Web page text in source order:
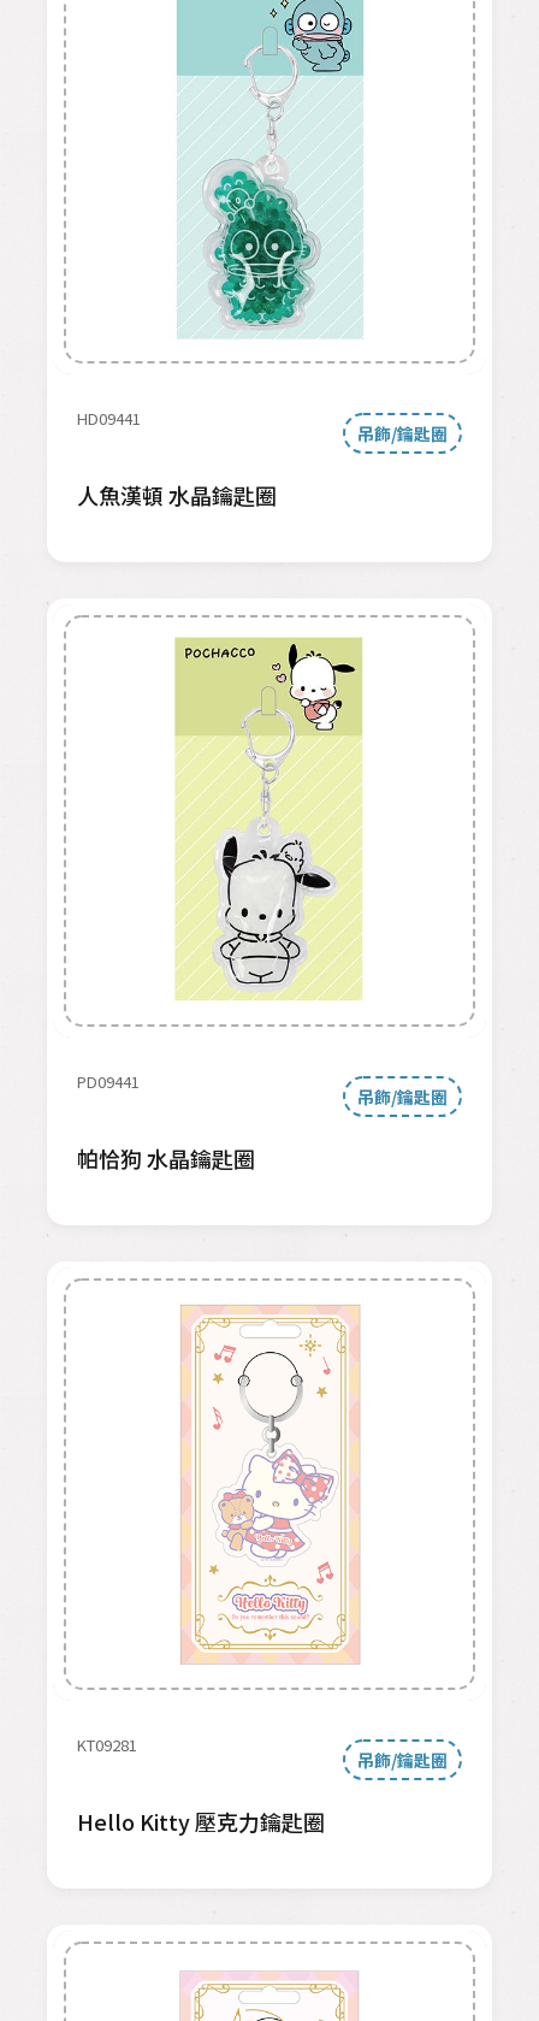
HD09441
吊飾/鑰匙圈
人魚漢頓 水晶鑰匙圈
PD09441
吊飾/鑰匙圈
帕恰狗 水晶鑰匙圈
KT09281
吊飾/鑰匙圈
Hello Kitty 壓克力鑰匙圈